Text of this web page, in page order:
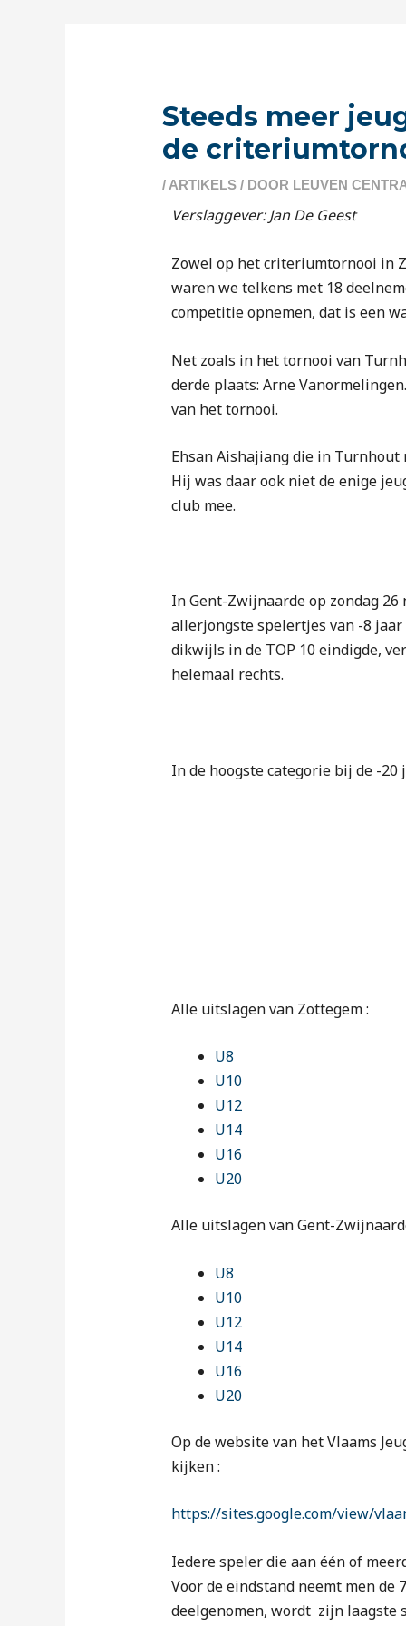
Steeds meer
de
/ARTIKELS/ DOOR LEUVEN
Verslaggever: Jan De Geest
Zowel op het criteriumtornooi in
waren we telkens met 18
competitie opnemen, dat is een
Net zoals in het tornooi van
derde plaats: Arne
van het tornooi.
Ehsan Aishajiang die in Turnhout
Hij was daar ook niet de enige
club mee.
In Gent-Zwijnaarde op zondag
allerjongste spelertjes van -8 jaar
dikwijls in de TOP 10 eindigde,
helemaal rechts.
In de hoogste categorie bij de -
Alle uitslagen van Zottegem :
U8
U10
U12
U14
U16
U20
Alle uitslagen van Gent-
U8
U10
U12
U14
U16
U20
Op de website van het Vlaams
kijken :
https://sites.google.com/view/
Iedere speler die aan één of
Voor de eindstand neemt men de
deelgenomen, wordt zijn laagste